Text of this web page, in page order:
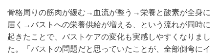
骨格周りの筋肉が緩む→血流が整う→栄養と酸素が全身に
届く→バストへの栄養供給が増える、という流れが同時に
起きたことで、バストケアの変化も実感しやすくなりまし
た。「バストの問題だと思っていたことが、全部側弯にイ